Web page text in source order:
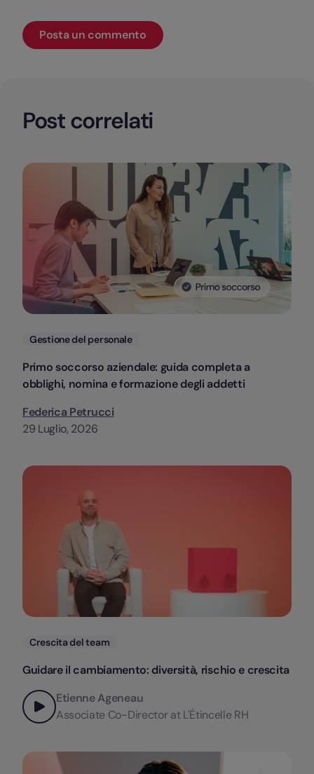
Post correlati
Categorie
Gestione del personale
Primo soccorso aziendale: guida completa a
obblighi, nomina e formazione degli addetti
Federica Petrucci
29 Luglio, 2026
Categorie
Crescita del team
Guidare il cambiamento: diversità, rischio e crescita
Etienne Ageneau
Associate Co-Director at L'Étincelle RH